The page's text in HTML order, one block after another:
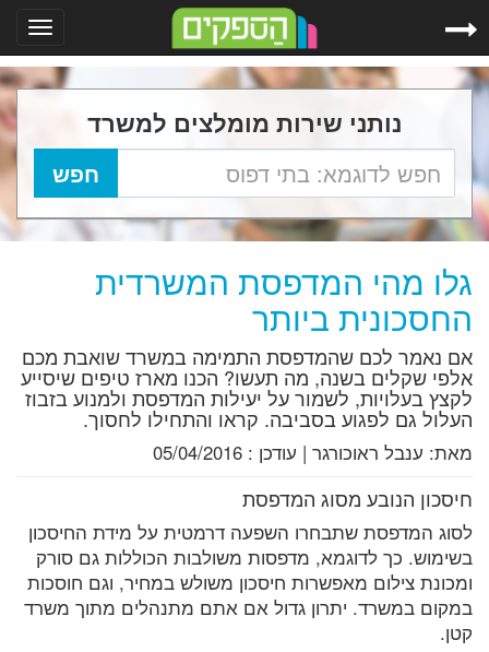
נותני שירות מומלצים למשרד
גלו מהי המדפסת המשרדית
החסכונית ביותר
אם נאמר לכם שהמדפסת התמימה במשרד שואבת מכם
אלפי שקלים בשנה, מה תעשו? הכנו מארז טיפים שיסייע
לקצץ בעלויות, לשמור על יעילות המדפסת ולמנוע בזבוז
העלול גם לפגוע בסביבה. קראו והתחילו לחסוך.
מאת: ענבל ראוכורגר | עודכן : 05/04/2016
חיסכון הנובע מסוג המדפסת
לסוג המדפסת שתבחרו השפעה דרמטית על מידת החיסכון
בשימוש. כך לדוגמא, מדפסות משולבות הכוללות גם סורק
ומכונת צילום מאפשרות חיסכון משולש במחיר, וגם חוסכות
במקום במשרד. יתרון גדול אם אתם מתנהלים מתוך משרד
קטן.